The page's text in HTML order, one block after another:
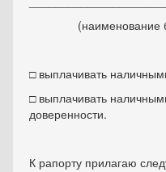
(наименование
□ выплачивать
□ выплачивать
доверенности.
К рапорту прилагаю